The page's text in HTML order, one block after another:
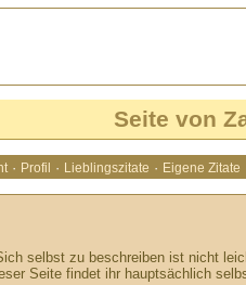
Seite von
· Profil · Lieblingszitate · Eigene Zitate
selbst zu beschreiben ist nicht
Seite findet ihr hauptsächlich